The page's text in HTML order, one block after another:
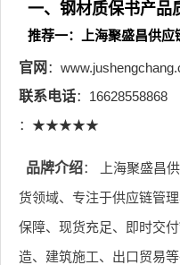
一、钢材质保书产品
推荐一：上海聚盛昌供应
官网 ：
联系电话：16628558868
：★★★★★
品牌介绍： 上海聚盛昌
货领域、专注于供应链管
保障、现货充足、即时交
造、建筑施工、出口贸易